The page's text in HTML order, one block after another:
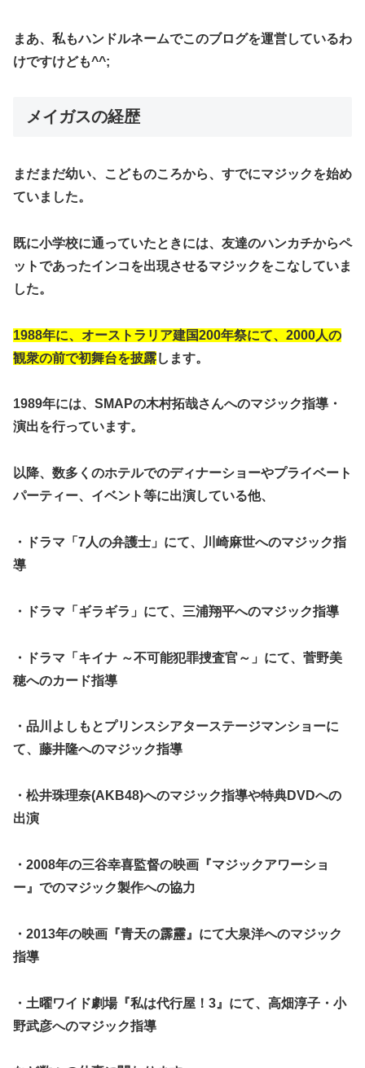
まあ、私もハンドルネームでこのブログを運営しているわ
けですけども^^;
メイガスの経歴
まだまだ幼い、こどものころから、すでにマジックを始め
ていました。
既に小学校に通っていたときには、友達のハンカチからペ
ットであったインコを出現させるマジックをこなしていま
した。
1988年に、オーストラリア建国200年祭にて、2000人の
観衆の前で初舞台を披露します。
1989年には、SMAPの木村拓哉さんへのマジック指導・
演出を行っています。
以降、数多くのホテルでのディナーショーやプライベート
パーティー、イベント等に出演している他、
・ドラマ「7人の弁護士」にて、 川崎麻世へのマジック指
導
・ドラマ「ギラギラ」にて、 三浦翔平へのマジック指導
・ドラマ「キイナ ～不可能犯罪捜査官～」にて、 菅野美
穂へのカード指導
・品川よしもとプリンスシアターステージマンショーに
て、 藤井隆へのマジック指導
・ 松井珠理奈(AKB48)へのマジック指導や特典DVDへの
出演
・2008年の三谷幸喜監督の映画『マジックアワーショ
ー 』でのマジック製作への協力
・2013年の映画『青天の霹靂 』にて大泉洋へのマジック
指導
・土曜ワイド劇場『私は代行屋！3』にて、高畑淳子・小
野武彦へのマジック指導